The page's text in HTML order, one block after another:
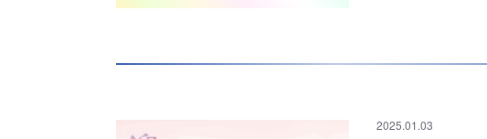
2025.01.03